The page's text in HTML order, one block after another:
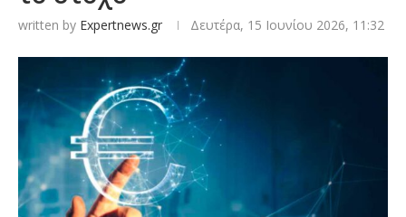
written by Expertnews.gr Δευτέρα, 15 Ιουνίου 2026, 11:32